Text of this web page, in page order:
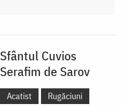
Sfântul Cuvios
Serafim de Sarov
Acatist
Rugăciuni